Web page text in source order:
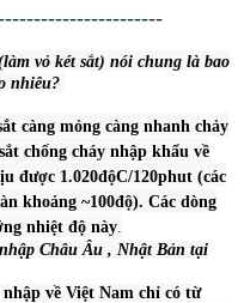
vỏ két sắt) nói chung là bao
nhiêu?
càng mỏng càng nhanh chảy
chống cháy nhập khẩu về
được 1.020độC/120phut (các
khoảng ~100độ). Các dòng
nhiệt độ này
Châu Âu , Nhật Bản tại
về Việt Nam chỉ có từ